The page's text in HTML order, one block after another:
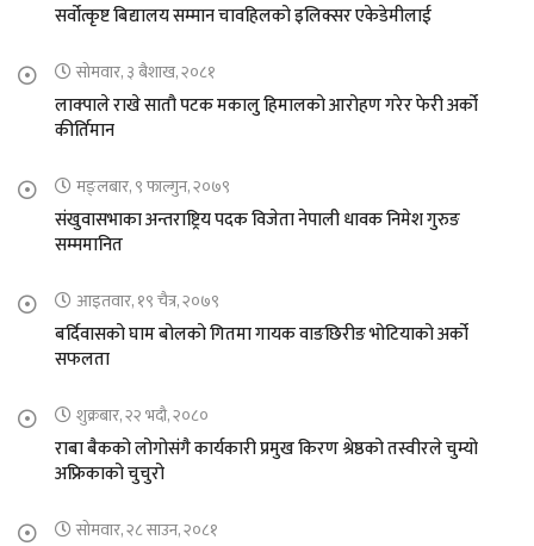
सर्वोत्कृष्ट बिद्यालय सम्मान चावहिलको इलिक्सर एकेडेमीलाई
सोमवार, ३ बैशाख, २०८१
लाक्पाले राखे सातौ पटक मकालु हिमालको आरोहण गरेर फेरी अर्को
कीर्तिमान
मङ्लबार, ९ फाल्गुन, २०७९
संखुवासभाका अन्तराष्ट्रिय पदक विजेता नेपाली धावक निमेश गुरुङ
सम्ममानित
आइतवार, १९ चैत्र, २०७९
बर्दिवासको घाम बोलको गितमा गायक वाङछिरीङ भोटियाको अर्को
सफलता
शुक्रबार, २२ भदौ, २०८०
राबा बैकको लोगोसंगै कार्यकारी प्रमुख किरण श्रेष्ठको तस्वीरले चुम्यो
अफ्रिकाको चुचुरो
सोमवार, २८ साउन, २०८१